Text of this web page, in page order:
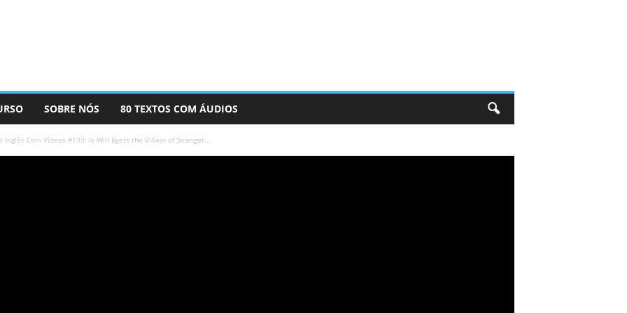
SOBRE NÓS 80 TEXTOS COM ÁUDIOS
Inglês Com Vídeos #193: Is Will Byers the Villain of Stranger...